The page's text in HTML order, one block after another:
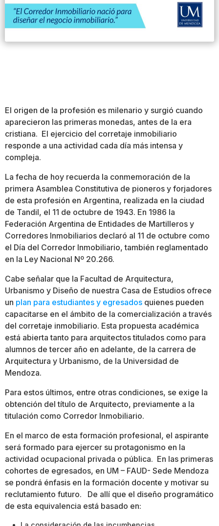
El origen de la profesión es milenario y surgió cuando
aparecieron las primeras monedas, antes de la era
cristiana. El ejercicio del corretaje inmobiliario
responde a una actividad cada día más intensa y
compleja.
La fecha de hoy recuerda la conmemoración de la
primera Asamblea Constitutiva de pioneros y forjadores
de esta profesión en Argentina, realizada en la ciudad
de Tandil, el 11 de octubre de 1943. En 1986 la
Federación Argentina de Entidades de Martilleros y
Corredores Inmobiliarios declaró al 11 de octubre como
el Día del Corredor Inmobiliario, también reglamentado
en la Ley Nacional Nº 20.266.
Cabe señalar que la Facultad de Arquitectura,
Urbanismo y Diseño de nuestra Casa de Estudios ofrece
un plan para estudiantes y egresados quienes pueden
capacitarse en el ámbito de la comercialización a través
del corretaje inmobiliario. Esta propuesta académica
está abierta tanto para arquitectos titulados como para
alumnos de tercer año en adelante, de la carrera de
Arquitectura y Urbanismo, de la Universidad de
Mendoza.
Para estos últimos, entre otras condiciones, se exige la
obtención del título de Arquitecto, previamente a la
titulación como Corredor Inmobiliario.
En el marco de esta formación profesional, el aspirante
será formado para ejercer su protagonismo en la
actividad ocupacional privada o pública. En las primeras
cohortes de egresados, en UM – FAUD- Sede Mendoza
se pondrá énfasis en la formación docente y motivar su
reclutamiento futuro. De allí que el diseño programático
de esta equivalencia está basado en: